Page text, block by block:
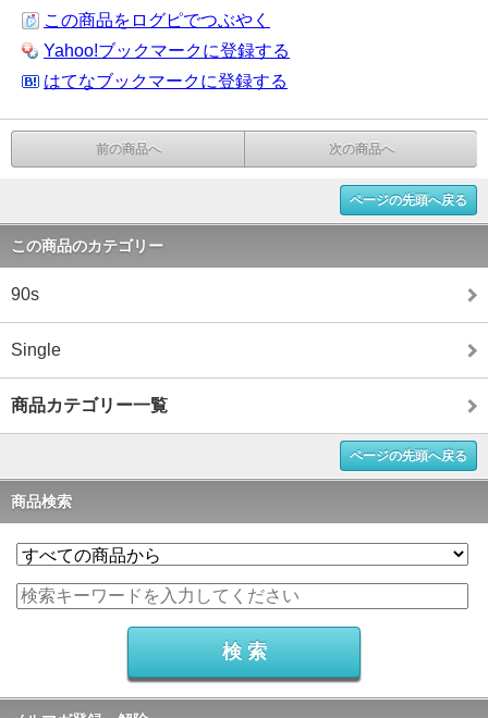
この商品をログピでつぶやく
Yahoo!ブックマークに登録する
はてなブックマークに登録する
前の商品へ 次の商品へ
ページの先頭へ戻る
この商品のカテゴリー
90s
Single
商品カテゴリー一覧
ページの先頭へ戻る
商品検索